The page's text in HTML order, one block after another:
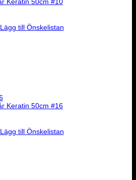
Lägg till Önskelistan
Lägg till Önskelistan